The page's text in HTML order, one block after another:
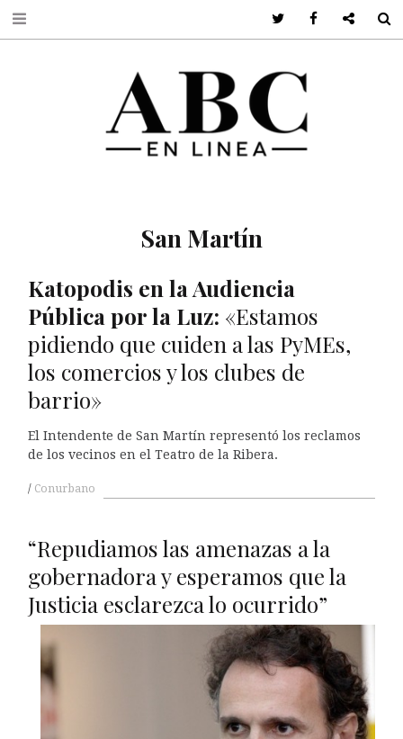
San Martín
Katopodis en la Audiencia
Pública por la Luz: «Estamos
pidiendo que cuiden a las PyMEs,
los comercios y los clubes de
barrio»
El Intendente de San Martín representó los reclamos
de los vecinos en el Teatro de la Ribera.
Conurbano
“Repudiamos las amenazas a la
gobernadora y esperamos que la
Justicia esclarezca lo ocurrido”
Twitter FacebookGoogle +